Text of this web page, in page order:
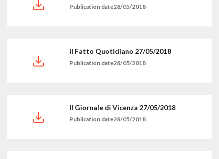
Publication date28/05/2018
il Fatto Quotidiano 27/05/2018
Publication date28/05/2018
Il Giornale di Vicenza 27/05/2018
Publication date28/05/2018